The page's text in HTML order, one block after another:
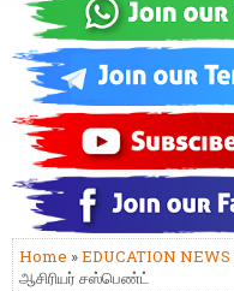
Home »EDUCATION NEWS
ஆசிரியர் சஸ்பெண்ட்